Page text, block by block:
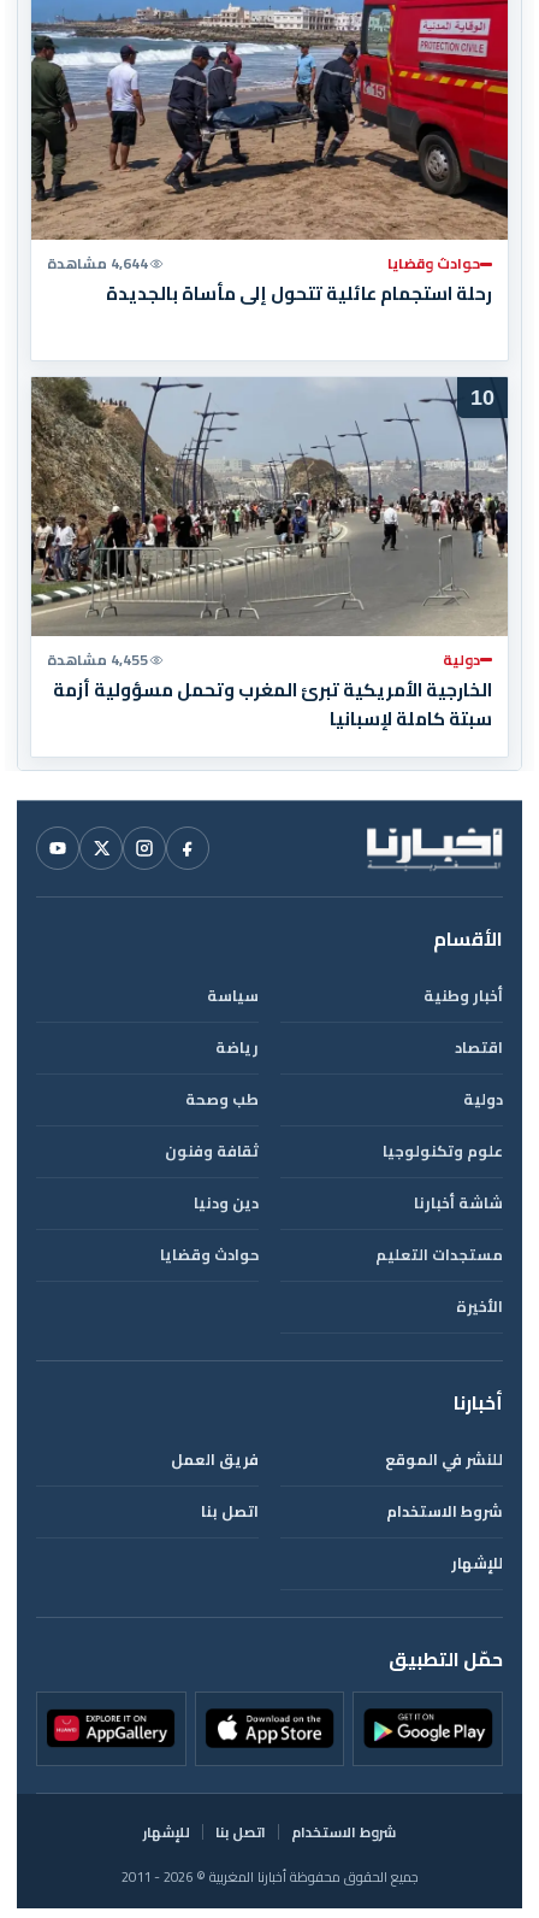
حوادث وقضايا 4,644 مشاهدة
رحلة استجمام عائلية تتحول إلى مأساة بالجديدة
10
دولية 4,455 مشاهدة
الخارجية الأمريكية تبرئ المغرب وتحمل مسؤولية أزمة
سبتة كاملة لإسبانيا
الأقسام
أخبار وطنية
سياسة
اقتصاد
رياضة
دولية
طب وصحة
علوم وتكنولوجيا
ثقافة وفنون
شاشة أخبارنا
دين ودنيا
مستجدات التعليم
حوادث وقضايا
الأخيرة
أخبارنا
للنشر في الموقع
فريق العمل
شروط الاستخدام
اتصل بنا
للإشهار
حمّل التطبيق
شروط الاستخدام اتصل بنا
للإشهار
جميع الحقوق محفوظة أخبارنا المغربية © 2026 - 2011